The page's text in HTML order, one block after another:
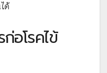
ด้
อโรคไข้